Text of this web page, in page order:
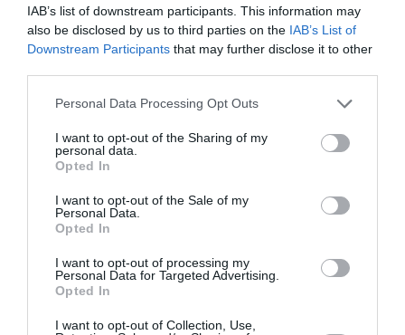
IAB’s list of downstream participants. This information may
also be disclosed by us to third parties on the IAB’s List of
Downstream Participants that may further disclose it to other
Please note that this website/app uses one or more Google
not limited to your visit or usage behaviour. You may click to
grant or deny consent to Google and its third-party tags to
use your data for below specified purposes in below Google
consent section.
Personal Data Processing Opt Outs
I want to opt-out of the Sharing of my
personal data.
Opted In
I want to opt-out of the Sale of my
Personal Data.
Opted In
I want to opt-out of processing my
Personal Data for Targeted Advertising.
Opted In
I want to opt-out of Collection, Use,
Δολιοφθορά με στόχο τις μονάδες των κλιματιστικών
σημειώθηκε στο νοσοκομείο Ευαγγελισμός, όπως έκανε
γνωστό ο υπουργός Υγείας, Άδωνις Γεωργιάδης. Σ...
03 Ιουνίου 2025